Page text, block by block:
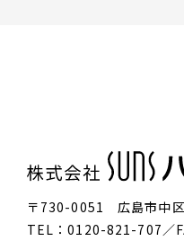
〒730-0051 広島市中
TEL：0120-821-707／